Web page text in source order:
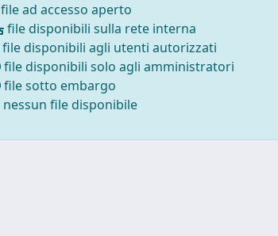
file ad accesso aperto
file disponibili sulla rete interna
file disponibili agli utenti autorizzati
file disponibili solo agli amministratori
file sotto embargo
nessun file disponibile